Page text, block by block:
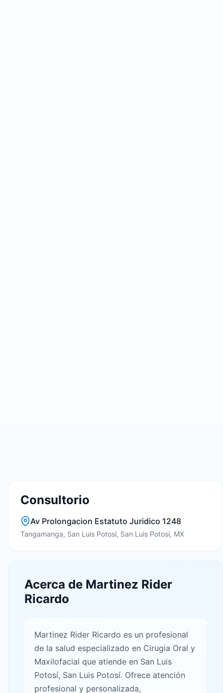
Consultorio
Av Prolongacion Estatuto Juridico 1248
Tangamanga, San Luis Potosí, San Luis Potosí, MX
Acerca de Martinez Rider
Ricardo
Martinez Rider Ricardo es un profesional
de la salud especializado en Cirugia Oral y
Maxilofacial que atiende en San Luis
Potosí, San Luis Potosí. Ofrece atención
profesional y personalizada,